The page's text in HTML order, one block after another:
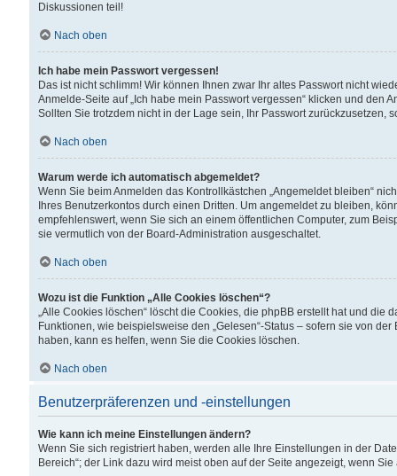
Diskussionen teil!
Nach oben
Ich habe mein Passwort vergessen!
Das ist nicht schlimm! Wir können Ihnen zwar Ihr altes Passwort nicht
Anmelde-Seite auf „Ich habe mein Passwort vergessen“ klicken und
Sollten Sie trotzdem nicht in der Lage sein, Ihr Passwort zurückzusetzen,
Nach oben
Warum werde ich automatisch abgemeldet?
Wenn Sie beim Anmelden das Kontrollkästchen „Angemeldet bleiben“
Ihres Benutzerkontos durch einen Dritten. Um angemeldet zu bleiben,
empfehlenswert, wenn Sie sich an einem öffentlichen Computer, zum
sie vermutlich von der Board-Administration ausgeschaltet.
Nach oben
Wozu ist die Funktion „Alle Cookies löschen“?
„Alle Cookies löschen“ löscht die Cookies, die phpBB erstellt hat und
Funktionen, wie beispielsweise den „Gelesen“-Status – sofern sie von
haben, kann es helfen, wenn Sie die Cookies löschen.
Nach oben
Benutzerpräferenzen und -einstellungen
Wie kann ich meine Einstellungen ändern?
Wenn Sie sich registriert haben, werden alle Ihre Einstellungen in der
Bereich“; der Link dazu wird meist oben auf der Seite angezeigt, wenn